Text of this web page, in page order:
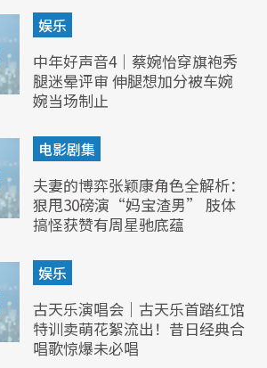
娱乐
中年好声音4｜蔡婉怡穿旗袍秀
腿迷晕评审 伸腿想加分被车婉
婉当场制止
电影剧集
夫妻的博弈张颖康角色全解析：
狠甩30磅演“妈宝渣男” 肢体
搞怪获赞有周星驰底蕴
娱乐
古天乐演唱会｜古天乐首踏红馆
特训卖萌花絮流出！昔日经典合
唱歌惊爆未必唱